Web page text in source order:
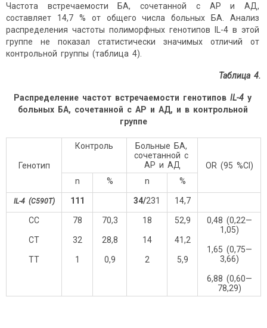
Частота встречаемости БА, сочетанной с АР и АД,
составляет 14,7 % от общего числа больных БА. Анализ
распределения частоты полиморфных генотипов IL-4 в этой
группе не показал статистически значимых отличий от
контрольной группы (таблица 4).
Таблица 4.
Распределение частот встречаемости генотипов IL-4 у
больных БА, сочетанной с АР и АД, и в контрольной
группе
Генотип
Контроль
Больные БА,
сочетанной с
АР и АД
OR (95 %CI)
n
% n %
IL-4 (C590T) 111 34/231 14,7
CC
CT
TT
78
32
1
70,3
28,8
0,9
18
14
2
52,9
41,2
5,9
0,48 (0,22—
1,05)
1,65 (0,75—
3,66)
6,88 (0,60—
78,29)